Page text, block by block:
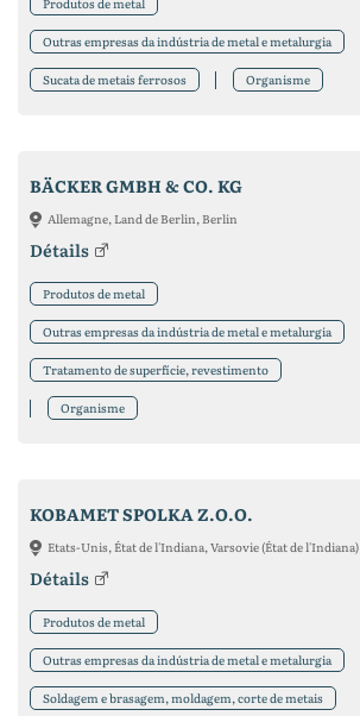
Outras empresas da indústria de metal e metalurgia
Sucata de metais ferrosos Organisme
BÄCKER GMBH & CO. KG
Allemagne, Land de Berlin, Berlin
Détails
Produtos de metal
Outras empresas da indústria de metal e metalurgia
Tratamento de superfície, revestimento
Organisme
KOBAMET SPOLKA Z.O.O.
Etats-Unis, État de l'Indiana, Varsovie (État de l'Indiana)
Détails
Produtos de metal
Outras empresas da indústria de metal e metalurgia
Soldagem e brasagem, moldagem, corte de metais